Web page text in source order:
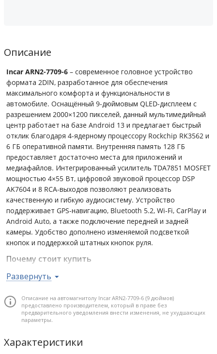
Описание
Incar ARN2-7709-6 – современное головное устройство
формата 2DIN, разработанное для обеспечения
максимального комфорта и функциональности в
автомобиле. Оснащённый 9-дюймовым QLED-дисплеем с
разрешением 2000×1200 пикселей, данный мультимедийный
центр работает на базе Android 13 и предлагает быстрый
отклик благодаря 4-ядерному процессору Rockchip RK3562 и
6 ГБ оперативной памяти. Внутренняя память 128 ГБ
предоставляет достаточно места для приложений и
медиафайлов. Интегрированный усилитель TDA7851 MOSFET
мощностью 4×55 Вт, цифровой звуковой процессор DSP
AK7604 и 8 RCA-выходов позволяют реализовать
качественную и гибкую аудиосистему. Устройство
поддерживает GPS-навигацию, Bluetooth 5.2, Wi-Fi, CarPlay и
Android Auto, а также подключение передней и задней
камеры. Удобство дополнено изменяемой подсветкой
кнопок и поддержкой штатных кнопок руля.
Почему стоит купить
QLED-дисплей 9" с высоким разрешением 2000×1200
изображения в любых условиях освещения.
Мощный звук с усилителем TDA7851 MOSFET и DSP
процессором AK7604, а также возможностью
качественной аудиосистемы.
Развернуть
Описание на автомагнитолу Incar ARN2-7709-6 (9 дюймов)
предоставлено производителем, который в праве без
предварительного уведомления внести изменения, не ухудшающих
параметры.
Характеристики